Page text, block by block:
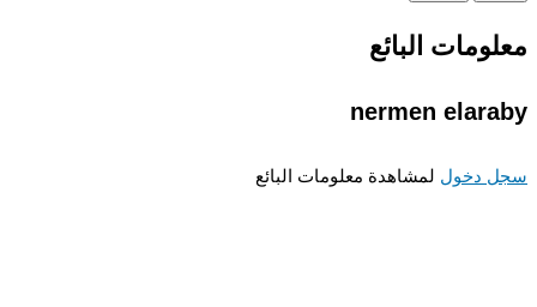
البائع
nermen
دخوللمشاهدة معلومات البائع